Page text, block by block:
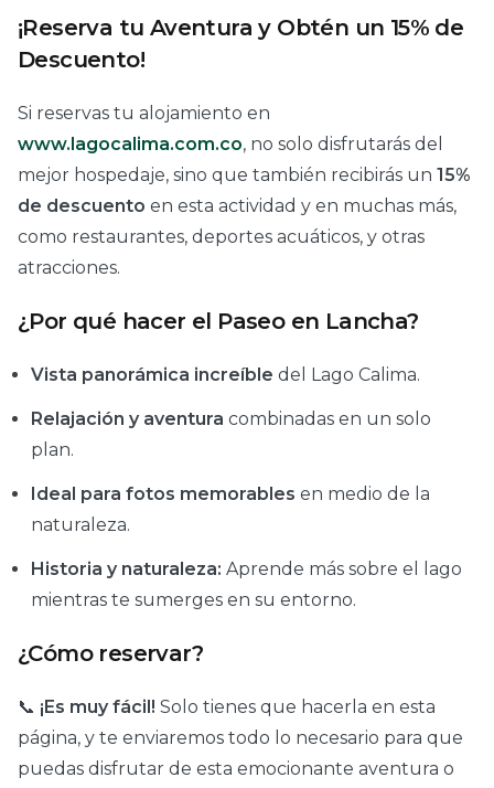
¡Reserva tu Aventura y Obtén un 15% de
Descuento!
Si reservas tu alojamiento en
www.lagocalima.com.co, no solo disfrutarás del
mejor hospedaje, sino que también recibirás un 15%
de descuento en esta actividad y en muchas más,
como restaurantes, deportes acuáticos, y otras
atracciones.
¿Por qué hacer el Paseo en Lancha?
Vista panorámica increíble del Lago Calima.
Relajación y aventura combinadas en un solo
plan.
Ideal para fotos memorables en medio de la
naturaleza.
Historia y naturaleza: Aprende más sobre el lago
mientras te sumerges en su entorno.
¿Cómo reservar?
📞 ¡Es muy fácil! Solo tienes que hacerla en esta
página, y te enviaremos todo lo necesario para que
puedas disfrutar de esta emocionante aventura o